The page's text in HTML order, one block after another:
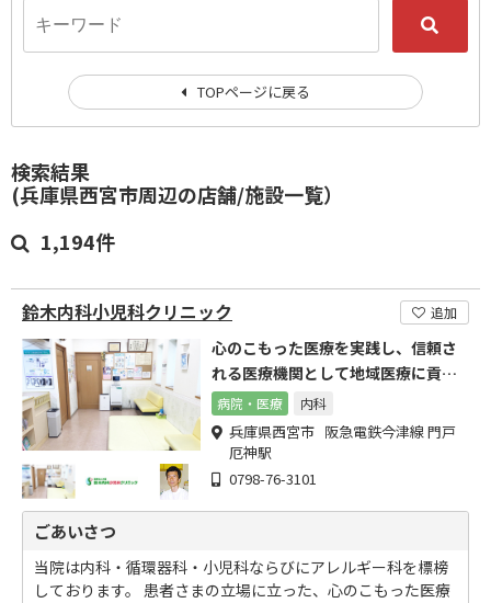
検索結果
(兵庫県西宮市周辺の店舗/施設一覧）
1,194件
鈴木内科小児科クリニック 追加
心のこもった医療を実践し、信頼さ
れる医療機関として地域医療に貢献
することを目指しています。
病院・医療 内科
兵庫県西宮市 阪急電鉄今津線 門戸
厄神駅
0798-76-3101
ごあいさつ
当院は内科・循環器科・小児科ならびにアレルギー科を標榜
しております。 患者さまの立場に立った、心のこもった医療
TOPページに戻る